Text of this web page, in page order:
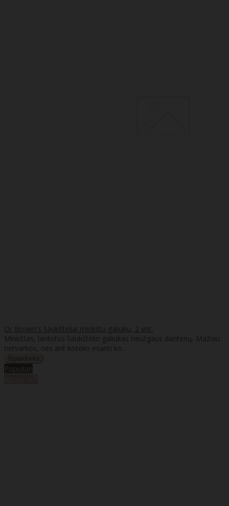
Dr Brown's šaukšteliai minkštu galiuku, 2 vnt.
Minkštas, lankstus šaukštelio galiukas neužgaus dantenų. Mažiau
netvarkos, nes ant kotelio esanti ko..
Populiari